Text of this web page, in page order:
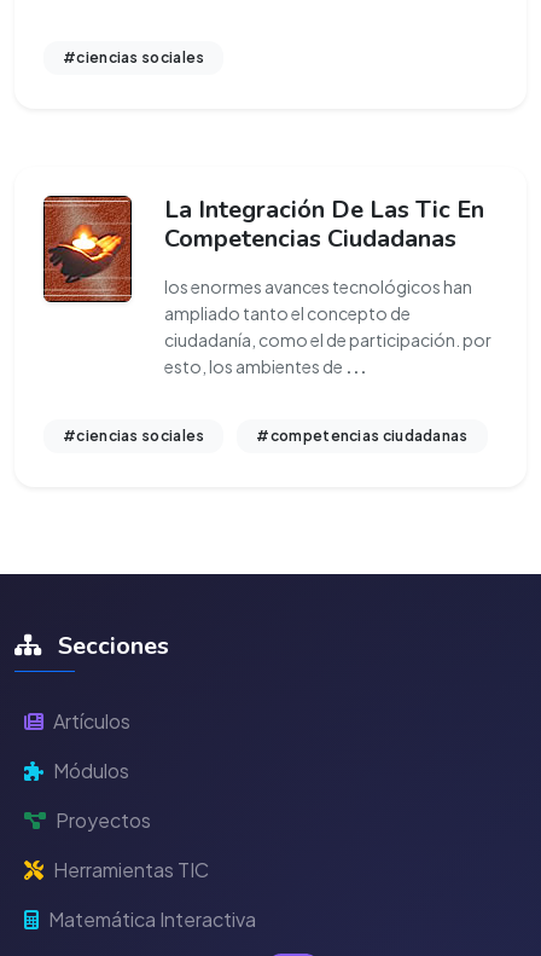
#ciencias sociales
La Integración De Las Tic En
Competencias Ciudadanas
los enormes avances tecnológicos han
ampliado tanto el concepto de
ciudadanía, como el de participación. por
esto, los ambientes de ...
#ciencias sociales #competencias ciudadanas
Secciones
Artículos
Módulos
Proyectos
Herramientas TIC
Matemática Interactiva